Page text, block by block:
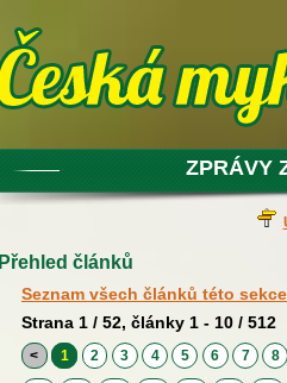
ZPRÁVY
Přehled článků
Seznam všech článků této sekce
Strana 1 / 52, články 1 - 10 / 512
< 1 2 3 4 5 6 7 8